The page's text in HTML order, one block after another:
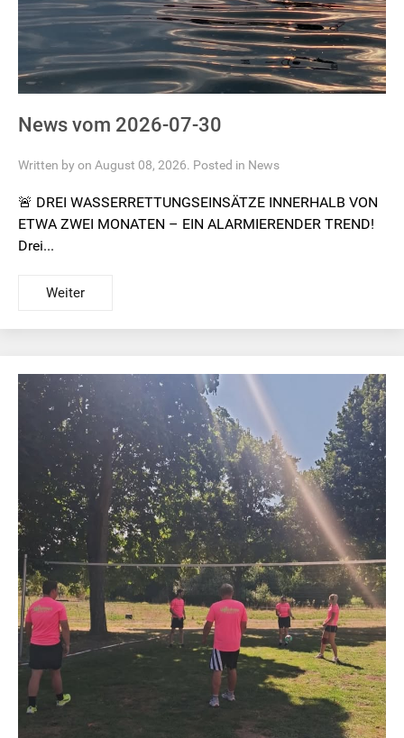
News vom 2026-07-30
Written by on August 08, 2026. Posted in News
🚨 DREI WASSERRETTUNGSEINSÄTZE INNERHALB VON
ETWA ZWEI MONATEN – EIN ALARMIERENDER TREND!
Drei...
Weiter